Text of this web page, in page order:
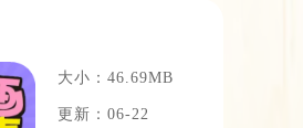
大小：46.69MB
更新：06-22